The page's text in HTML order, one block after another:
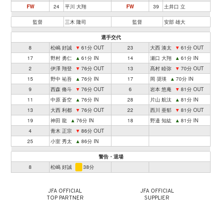
FW
24 平川 大翔 FW 39 土井口 立
監督 三木 隆司 監督 安部 雄大
選手交代
8
松嶋 好誠 ▼ 61分 OUT 23 大西 湊太 ▼ 61分 OUT
17
野村 勇仁 ▲ 61分 IN 14 瀬口 大翔 ▲ 61分 IN
2
伊澤 翔登 ▼ 76分 OUT 13 髙村 睦弥 ▼ 70分 OUT
15
野中 祐吾 ▲ 76分 IN 17 岡 奨瑛 ▲ 70分 IN
9
西森 脩斗 ▼ 76分 OUT 6 岩本 悠庵 ▼ 81分 OUT
11
中原 蒼空 ▲ 76分 IN 28 片山 航汰 ▲ 81分 IN
13
大西 利都 ▼ 76分 OUT 22 西川 亜郁 ▼ 81分 OUT
19
神田 龍 ▲ 76分 IN 18 野邉 知紘 ▲ 81分 IN
4
青木 正宗 ▼ 86分 OUT
25
小室 秀太 ▲ 86分 IN
警告・退場
8
松嶋 好誠 38分
JFA OFFICIAL
TOP PARTNER
JFA OFFICIAL
SUPPLIER